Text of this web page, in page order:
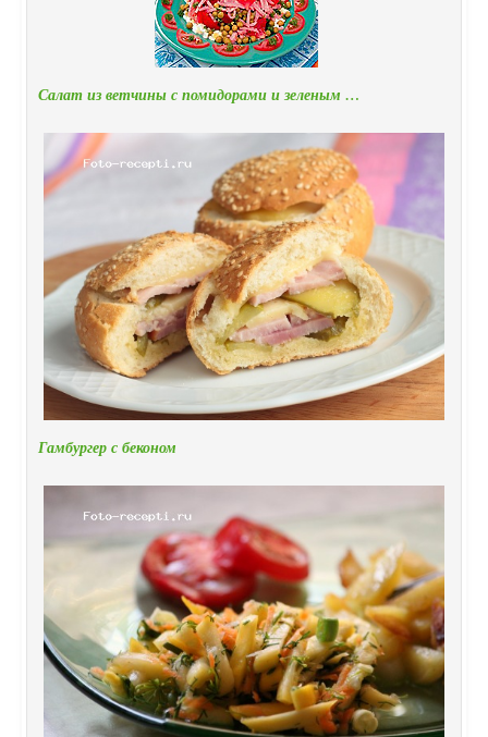
Салат из ветчины с помидорами и зеленым …
Гамбургер с беконом